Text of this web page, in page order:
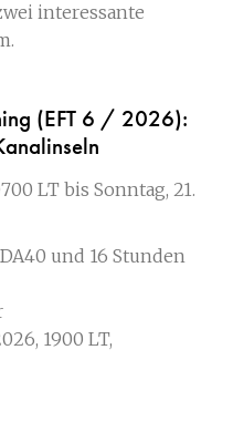
interessante
(EFT 6 / 2026):
LT bis Sonntag, 21.
und 16 Stunden
1900 LT,